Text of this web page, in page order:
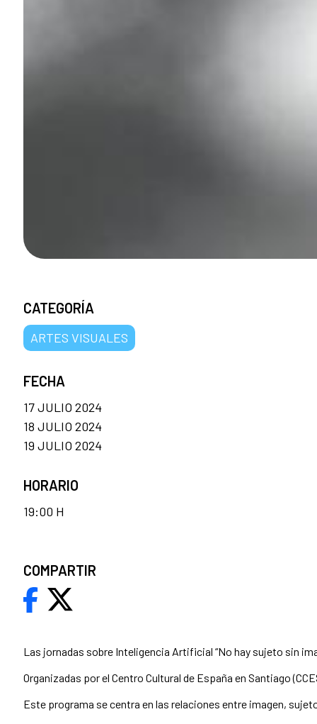
Las jornadas sobre Inteligencia Artificial “No hay sujeto sin
Organizadas por el Centro Cultural de España en Santiago
Este programa se centra en las relaciones entre imagen,
CATEGORÍA
ARTES VISUALES
FECHA
17 JULIO 2024
18 JULIO 2024
19 JULIO 2024
HORARIO
19:00 H
COMPARTIR